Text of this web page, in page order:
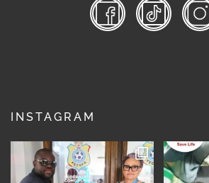
INSTAGRAM